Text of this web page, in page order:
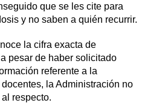
que se les cite para
y no saben a quién recurrir.
la cifra exacta de
pesar de haber solicitado
referente a la
la Administración no
respecto.